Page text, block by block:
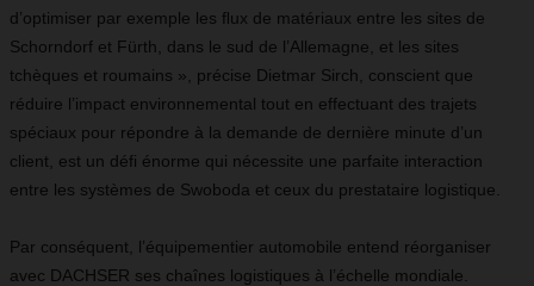
d’optimiser par exemple les ﬂux de matériaux entre les sites de
Schorndorf et Fürth, dans le sud de l’Allemagne, et les sites
tchèques et roumains », précise Dietmar Sirch, conscient que
réduire l’impact environnemental tout en effectuant des trajets
spéciaux pour répondre à la demande de dernière minute d’un
client, est un défi énorme qui nécessite une parfaite interaction
entre les systèmes de Swoboda et ceux du prestataire logistique.
Par conséquent, l’équipementier automobile entend réorganiser
avec DACHSER ses chaînes logistiques à l’échelle mondiale.